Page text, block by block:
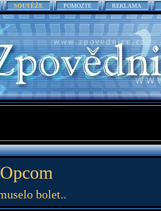
SOUTĚŽE POMOZTE REKLAMA
Opcom
bolet..